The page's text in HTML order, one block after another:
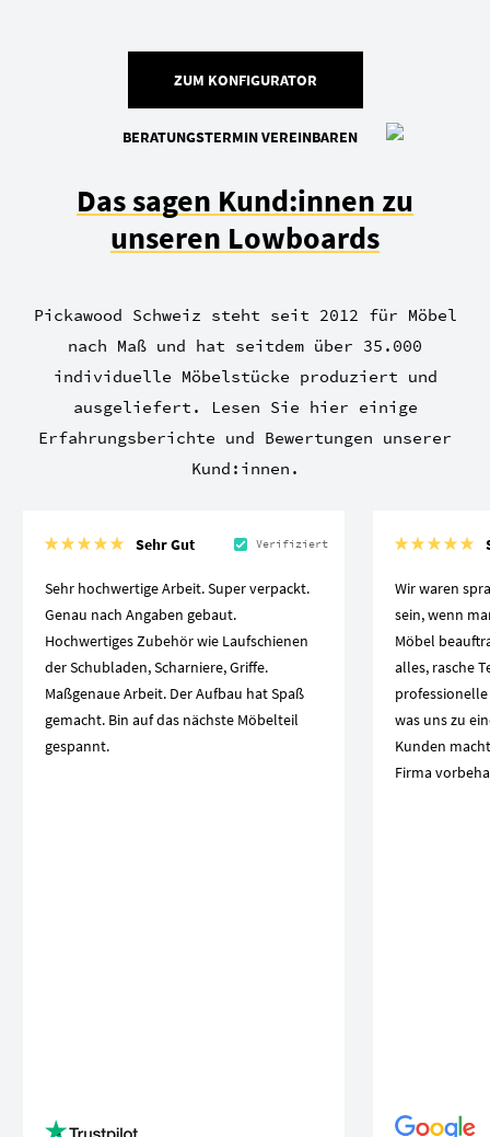
ZUM KONFIGURATOR
BERATUNGSTERMIN VEREINBAREN
Das sagen Kund:innen zu
unseren Lowboards
Pickawood Schweiz steht seit 2012 für Möbel
nach Maß und hat seitdem über 35.000
individuelle Möbelstücke produziert und
ausgeliefert. Lesen Sie hier einige
Erfahrungsberichte und Bewertungen unserer
Kund:innen.
Sehr Gut Verifiziert
Sehr hochwertige Arbeit. Super verpackt.
Genau nach Angaben gebaut.
Hochwertiges Zubehör wie Laufschienen
der Schubladen, Scharniere, Griffe.
Maßgenaue Arbeit. Der Aufbau hat Spaß
gemacht. Bin auf das nächste Möbelteil
gespannt.
Wir waren
sein, wenn
Möbel
alles, rasche
was uns zu
Kunden
Firma